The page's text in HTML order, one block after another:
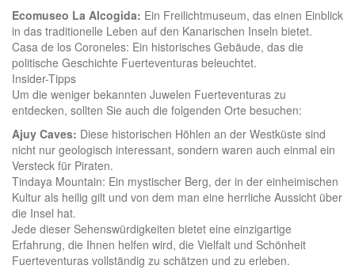
Ecomuseo La Alcogida: Ein Freilichtmuseum, das einen Einblick
in das traditionelle Leben auf den Kanarischen Inseln bietet.
Casa de los Coroneles: Ein historisches Gebäude, das die
politische Geschichte Fuerteventuras beleuchtet.
Insider-Tipps
Um die weniger bekannten Juwelen Fuerteventuras zu
entdecken, sollten Sie auch die folgenden Orte besuchen:
Ajuy Caves: Diese historischen Höhlen an der Westküste sind
nicht nur geologisch interessant, sondern waren auch einmal ein
Versteck für Piraten.
Tindaya Mountain: Ein mystischer Berg, der in der einheimischen
Kultur als heilig gilt und von dem man eine herrliche Aussicht über
die Insel hat.
Jede dieser Sehenswürdigkeiten bietet eine einzigartige
Erfahrung, die Ihnen helfen wird, die Vielfalt und Schönheit
Fuerteventuras vollständig zu schätzen und zu erleben.